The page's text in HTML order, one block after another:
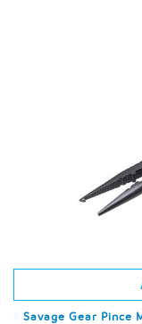
Savage Gear Pince